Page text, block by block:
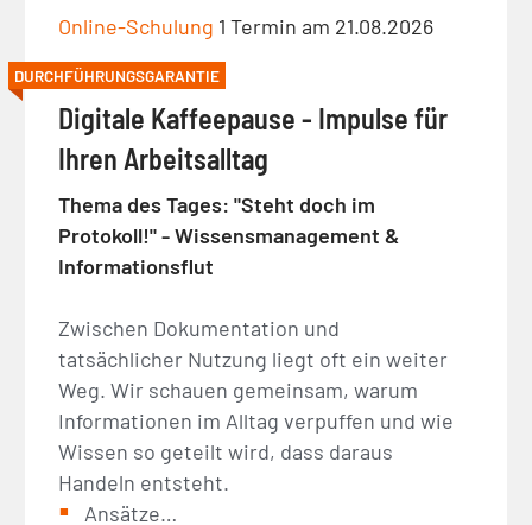
Online-Schulung 1 Termin am 21.08.2026
DURCHFÜHRUNGSGARANTIE
Digitale Kaffeepause - Impulse für
Ihren Arbeitsalltag
Thema des Tages: "Steht doch im
Protokoll!" - Wissensmanagement &
Informationsflut
Zwischen Dokumentation und
tatsächlicher Nutzung liegt oft ein weiter
Weg. Wir schauen gemeinsam, warum
Informationen im Alltag verpuffen und wie
Wissen so geteilt wird, dass daraus
Handeln entsteht.
Ansätze…